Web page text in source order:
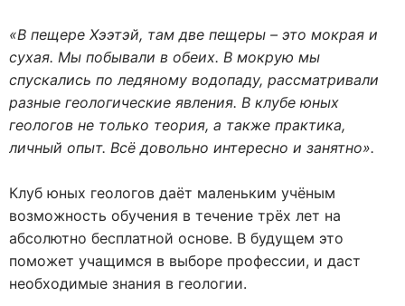
«В пещере Хээтэй, там две пещеры – это мокрая и
сухая. Мы побывали в обеих. В мокрую мы
спускались по ледяному водопаду, рассматривали
разные геологические явления. В клубе юных
геологов не только теория, а также практика,
личный опыт. Всё довольно интересно и занятно».
Клуб юных геологов даёт маленьким учёным
возможность обучения в течение трёх лет на
абсолютно бесплатной основе. В будущем это
поможет учащимся в выборе профессии, и даст
необходимые знания в геологии.